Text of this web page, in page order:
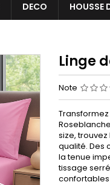
DECO HOUSSE
Linge
Note
size,
qualité. Des
la tenue
tissage